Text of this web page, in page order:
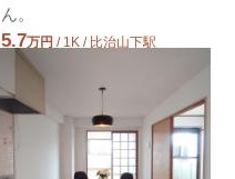
ん。
5.7万円 / 1K / 比治山下駅
広島県広島市南区比治山町